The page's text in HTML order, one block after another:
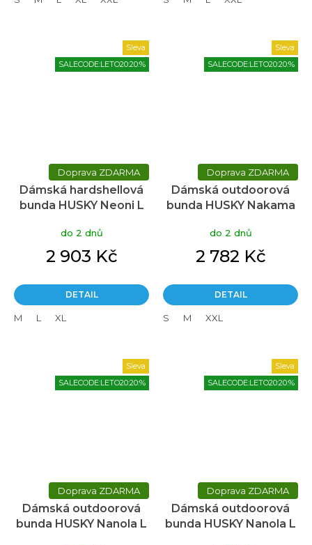
Sleva
SALECODE:LETO20:20:%
ZDARMA
Dámská hardshellová
bunda HUSKY Neoni L
do 2 dnů
2 903 Kč
DETAIL
M L XL
Sleva
SALECODE:LETO20:20:%
ZDARMA
Dámská outdoorová
bunda HUSKY Nakama
do 2 dnů
2 782 Kč
DETAIL
S M XXL
Sleva
SALECODE:LETO20:20:%
ZDARMA
Dámská outdoorová
bunda HUSKY Nanola L
Sleva
SALECODE:LETO20:20:%
ZDARMA
Dámská outdoorová
bunda HUSKY Nanola L